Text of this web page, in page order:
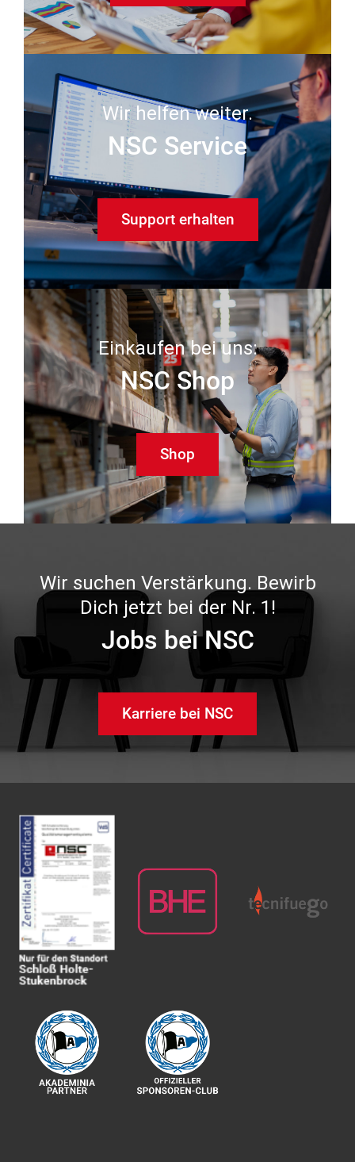
Wir helfen weiter.
NSC Service
Support erhalten
Einkaufen bei uns:
NSC Shop
Shop
Wir suchen Verstärkung. Bewirb
Dich jetzt bei der Nr. 1!
Jobs bei NSC
Karriere bei NSC